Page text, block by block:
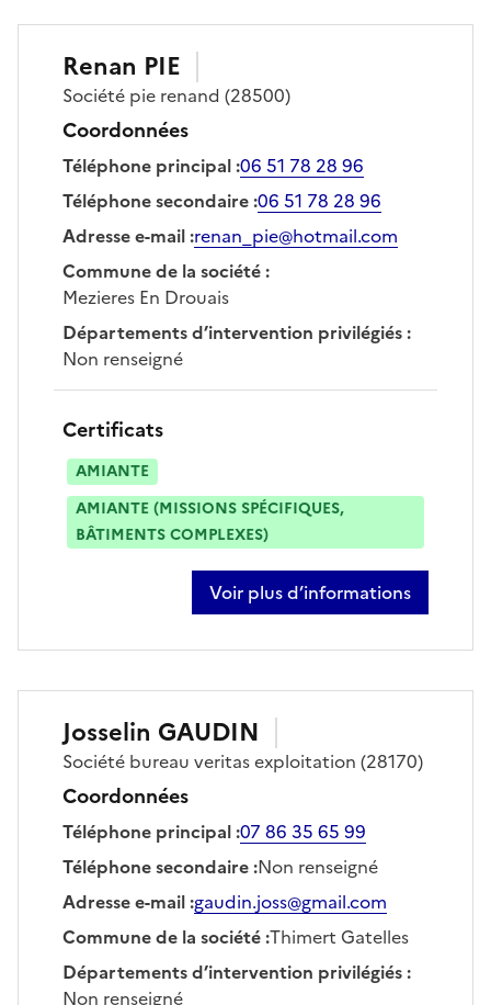
Renan PIE
Société pie renand (28500)
Coordonnées
Téléphone principal:06 51 78 28 96
Téléphone secondaire:06 51 78 28 96
Adresse e-mail:renan_pie@hotmail.com
Commune de la société:
Mezieres En Drouais
Départements d’intervention privilégiés:
Non renseigné
Certificats
AMIANTE
AMIANTE (MISSIONS SPÉCIFIQUES,
BÂTIMENTS COMPLEXES)
Voir plus d’informations
sur renan pie
Josselin GAUDIN
Société bureau veritas exploitation (28170)
Coordonnées
Téléphone principal:07 86 35 65 99
Téléphone secondaire:Non renseigné
Adresse e-mail:gaudin.joss@gmail.com
Commune de la société:Thimert Gatelles
Départements d’intervention privilégiés:
Non renseigné